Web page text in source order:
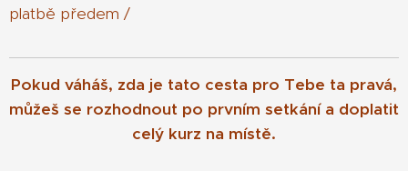
platbě předem /
Pokud váháš, zda je tato cesta pro Tebe ta pravá,
můžeš se rozhodnout po prvním setkání a doplatit
celý kurz na místě.